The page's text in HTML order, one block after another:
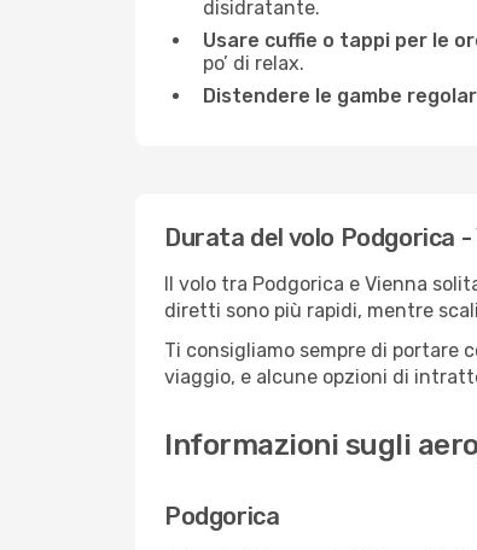
disidratante.
Usare cuffie o tappi per le
po’ di relax.
Distendere le gambe
Durata del volo Podgorica -
Il volo tra Podgorica e Vienna
diretti sono più rapidi, mentre
Ti consigliamo sempre di portare
viaggio, e alcune opzioni di
Informazioni sugli
Podgorica